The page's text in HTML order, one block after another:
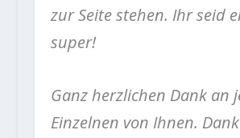
zur Seite stehen. Ihr seid
super!
Ganz herzlichen Dank an
Einzelnen von Ihnen.